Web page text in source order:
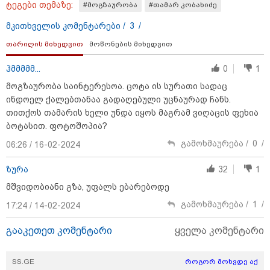
მოიგო, შემთხვევით ნაგავში
სამსახურის თანამშრომლებმა
კატეგორიის ყველა სიახლე
ინსტიტუტი“ მზია ამაღლობელის
დაუყოვნებლივ გათავისუფლებას
მოითხოვს
ადვოკატი - მიუხედავად იმისა,
რომ ნიკა მელიას მიმართ მესამე
პატიმრობის ვადა არ გაზრდილა
ტეგები თემაზე: #მოგზაურობა #თამარ კობახიძე
მკითხველის კომენტარები / 3 /
თარიღის მიხედვით მოწონების მიხედვით
ჰმმმმმ... 0
1
მოგზაურობა საინტერესოა. ცოტა ის სურათი სადაც
ინდოელ ქალებთანაა გადაღებული უცნაურად ჩანს.
თითქოს თამარის ხელი უნდა იყოს მაგრამ ვიღაცის ფეხია
ბოტასით. ფოტოშოპია?
06:26 / 16-02-2024
გამოხმაურება / 0 /
ზურა 32
1
მშვიდობიანი გზა, უფალს ებარებოდე
17:24 / 14-02-2024
გამოხმაურება / 1 /
გააკეთეთ კომენტარი ყველა კომენტარი
SS.GE როგორ მოხვდე აქ